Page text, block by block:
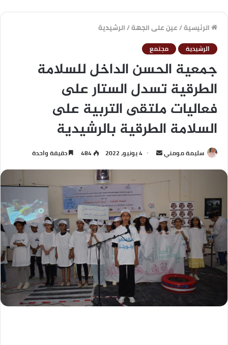
الرئيسية/عين على الجهة/الرشيدية
الرشيدية مجتمع
جمعية الحسن الداخل للسلامة
الطرقية تسدل الستار على
فعاليات ملتقى التربية على
السلامة الطرقية بالرشيدية
سليمة مومني 4 يونيو، 2022 484 دقيقة واحدة